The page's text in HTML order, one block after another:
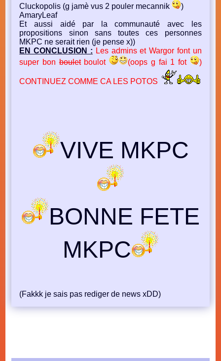
Cluckopolis (g jamè vus 2 pouler mecannik
)
AmaryLeaf
Et aussi aidé par la communauté avec les
propositions sinon sans toutes ces personnes
MKPC ne serait rien (je pense x))
EN CONCLUSION : Les admins et Wargor font un
super bonbouletboulot (oops g fai 1 fot )
CONTINUEZ COMME CA LES POTOS
VIVE MKPC
BONNE FETE
MKPC
(Fakkk je sais pas rediger de news xDD)